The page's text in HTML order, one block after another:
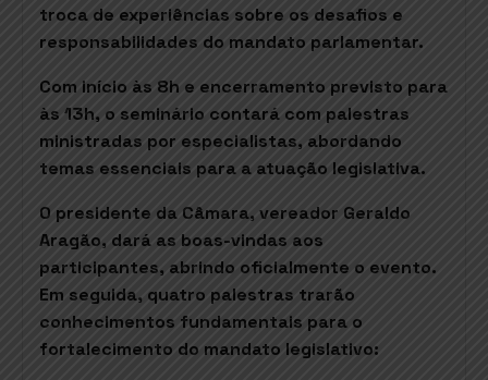
troca de experiências sobre os desafios e
responsabilidades do mandato parlamentar.
Com início às 8h e encerramento previsto para
às 13h, o seminário contará com palestras
ministradas por especialistas, abordando
temas essenciais para a atuação legislativa.
O presidente da Câmara, vereador Geraldo
Aragão, dará as boas-vindas aos
participantes, abrindo oficialmente o evento.
Em seguida, quatro palestras trarão
conhecimentos fundamentais para o
fortalecimento do mandato legislativo: